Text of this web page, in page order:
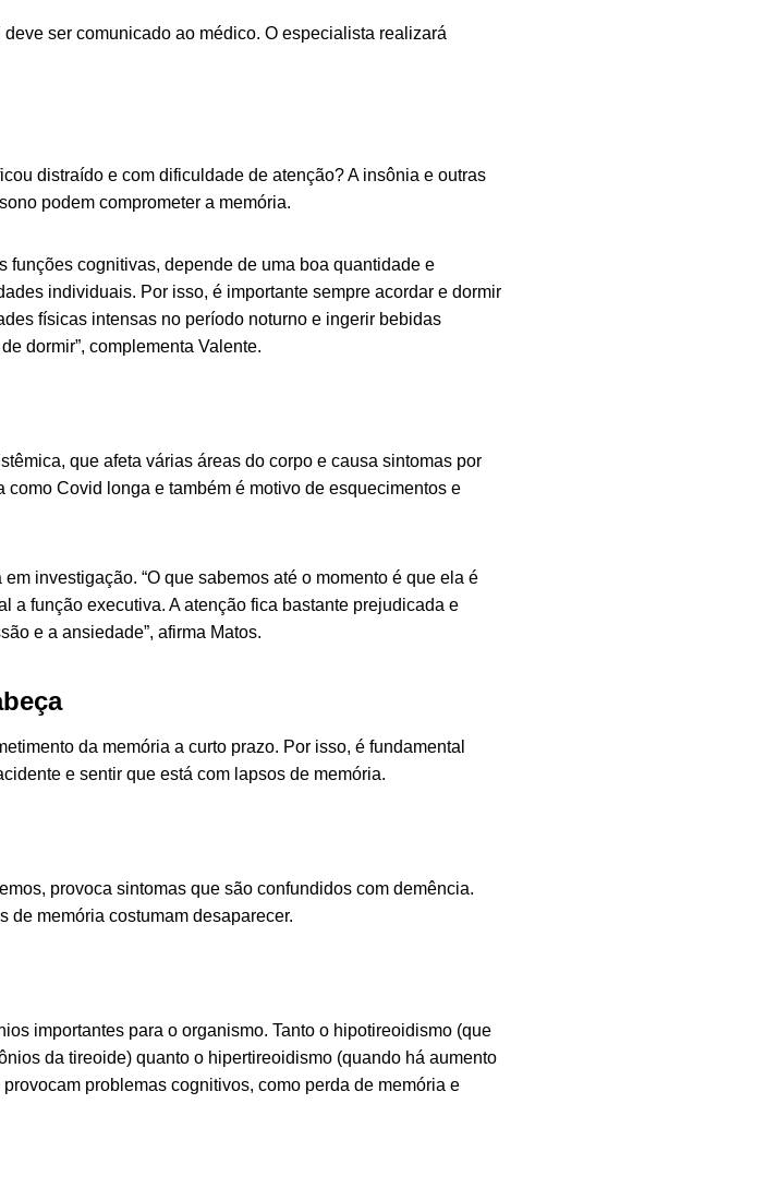
ser comunicado ao médico. O especialista realizará
distraído e com dificuldade de atenção? A insônia e outras
podem comprometer a memória.
funções cognitivas, depende de uma boa quantidade e
individuais. Por isso, é importante sempre acordar e dormir
físicas intensas no período noturno e ingerir bebidas
dormir”, complementa Valente.
que afeta várias áreas do corpo e causa sintomas por
Covid longa e também é motivo de esquecimentos e
investigação. “O que sabemos até o momento é que ela é
a função executiva. A atenção fica bastante prejudicada e
e a ansiedade”, afirma Matos.
da memória a curto prazo. Por isso, é fundamental
e sentir que está com lapsos de memória.
provoca sintomas que são confundidos com demência.
de memória costumam desaparecer.
importantes para o organismo. Tanto o hipotireoidismo (que
da tireoide) quanto o hipertireoidismo (quando há aumento
problemas cognitivos, como perda de memória e